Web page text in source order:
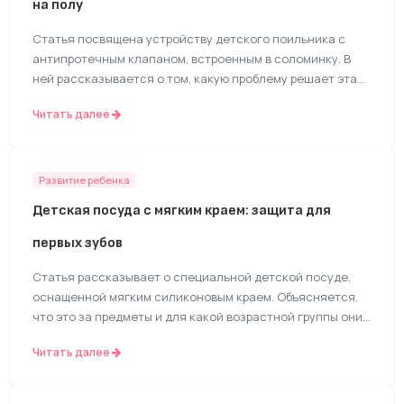
не завелась плесень. Статья носит характер инструкции
и помогает родителям правильно организовать процесс
очистки.
на полу
Статья посвящена устройству детского поильника с
антипротечным клапаном, встроенным в соломинку. В
ней рассказывается о том, какую проблему решает эта
если ребенок уронил бутылку или перевернул ее вверх
под давлением жидкости перекрывает выходное
клапан открывается, и напиток поступает в трубочку.
Текст описывает разные типы клапанов (лепестковые,
ними. Статья дает общее понимание механизма защиты
от протеканий.
Читать далее
Развитие ребенка
Детская посуда с мягким краем: защита для
первых зубов
Статья рассказывает о специальной детской посуде,
оснащенной мягким силиконовым краем. Объясняется,
что это за предметы и для какой возрастной группы они
2-3 лет, которые учатся есть самостоятельно и у
Читать далее